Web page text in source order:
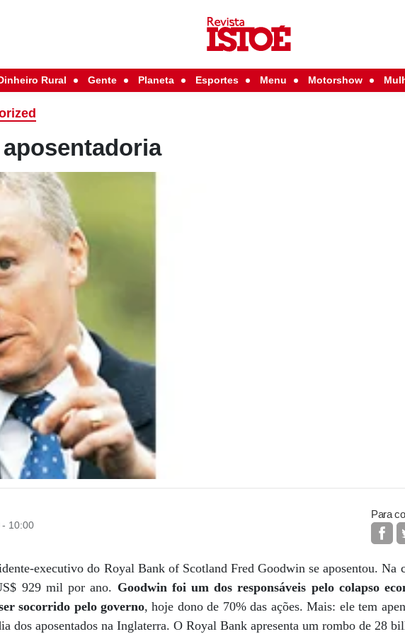
Rural Gente Planeta Esportes Menu Motorshow
10:00
Para
executivo do Royal Bank of Scotland Fred Goodwin se aposentou. Na
929 mil por ano. Goodwin foi um dos responsáveis pelo colapso
socorrido pelo governo, hoje dono de 70% das ações. Mais: ele tem
dos aposentados na Inglaterra. O Royal Bank apresenta um rombo de 28